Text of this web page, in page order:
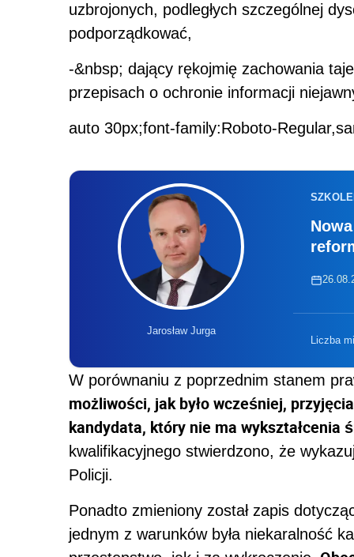
uzbrojonych, podległych szczególnej
podporządkować,
-&nbsp; dający rękojmię zachowania
przepisach o ochronie informacji
auto 30px;font-family:Roboto-
Jarosław Jurga
Liczba
W porównaniu z poprzednim stanem
możliwości, jak było wcześniej,
kandydata, który nie ma wykształcenia
kwalifikacyjnego stwierdzono, że
Policji.
Ponadto zmieniony został zapis
jednym z warunków była niekaralność